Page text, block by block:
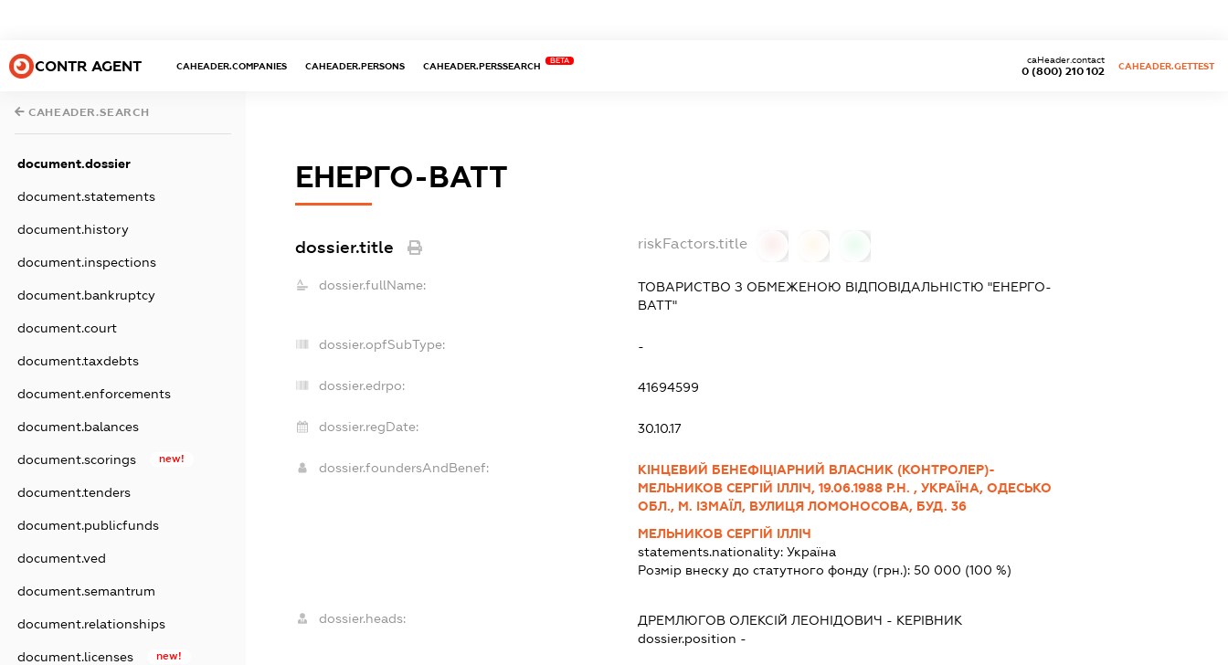
CONTR AGENT CAHEADER.COMPANIES CAHEADER.PERSONS CAHEADER.PERSSEARCH
BETA
0 (800) 210 102
caHeader.contact
CAHEADER.GETTEST
CAHEADER.SEARCH
document.dossier
document.statements
document.history
document.inspections
document.bankruptcy
document.court
document.taxdebts
document.enforcements
document.balances
document.scorings new!
document.tenders
document.publicfunds
document.ved
document.semantrum
document.relationships
document.licenses new!
ЕНЕРГО-ВАТТ
dossier.title riskFactors.title
dossier.fullName:
ТОВАРИСТВО З ОБМЕЖЕНОЮ ВІДПОВІДАЛЬНІСТЮ "ЕНЕРГО-
ВАТТ"
dossier.opfSubType: -
dossier.edrpo: 41694599
dossier.regDate: 30.10.17
dossier.foundersAndBenef:
КІНЦЕВИЙ БЕНЕФІЦІАРНИЙ ВЛАСНИК (КОНТРОЛЕР)-
МЕЛЬНИКОВ СЕРГІЙ ІЛЛІЧ, 19.06.1988 Р.Н. , УКРАЇНА, ОДЕСЬКО
ОБЛ., М. ІЗМАЇЛ, ВУЛИЦЯ ЛОМОНОСОВА, БУД. 36
МЕЛЬНИКОВ СЕРГІЙ ІЛЛІЧ
statements.nationality: Україна
Розмір внеску до статутного фонду (грн.): 50 000 (100 %)
dossier.heads: ДРЕМЛЮГОВ ОЛЕКСІЙ ЛЕОНІДОВИЧ - КЕРІВНИК
dossier.position -